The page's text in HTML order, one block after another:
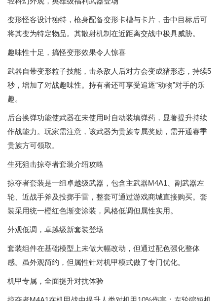
变形怪客设计独特，枪身配备变形卡槽与卡片，击中目标后可
将其变为特定物品。其散射机制在近距离交战中极具威胁。
趣味性十足，搞怪变形效果令人惊喜
武器自带变形粒子技能，击杀敌人后对方会变成猪形态，持续5
秒，增加了对战趣味性。持有者还可享受追逐“动物”对手的乐
趣。
后台换弹功能使武器在未使用时自动装填弹药，显著提升持续
作战能力。玩家需注意，该武器为贵族专属奖励，需开通赛季
贵族方可领取。
生死狙击掠夺者套装介绍攻略
掠夺者套装是一组卓越级武器，包含主武器M4A1、副武器左
轮、近战手斧及投掷手雷，整套可通过游戏商城直接购买。套
装采用统一橙红色渐变涂装，风格低调但属性实用。
外观低调，卓越级新套装登场
套装组件在基础模型上未做大幅改动，但通过配色强化整体
感。虽外观简约，但属性针对机甲模式做了专门优化。
机甲专属，全面提升对抗体验